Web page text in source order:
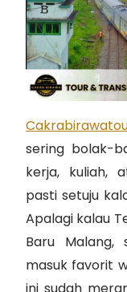
sering bolak-
kerja, kuliah,
pasti setuju
Apalagi kalau
Baru
masuk favorit
ini sudah